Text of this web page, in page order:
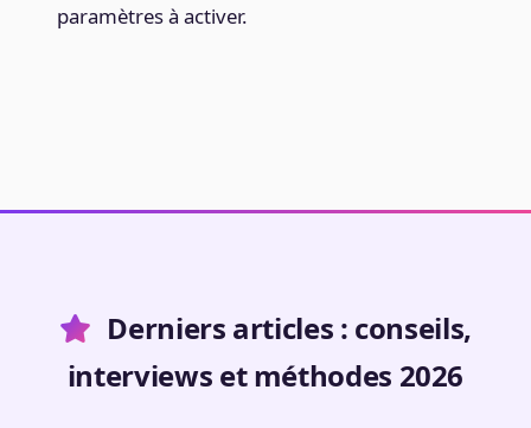
paramètres à activer.
Derniers articles : conseils,
interviews et méthodes 2026